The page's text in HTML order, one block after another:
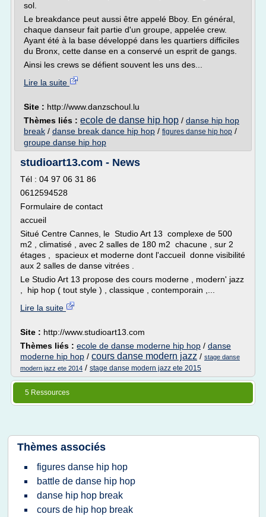
sol.
Le breakdance peut aussi être appelé Bboy. En général,
chaque danseur fait partie d'un groupe, appelée crew.
Ayant été à la base développé dans les quartiers difficiles
du Bronx, cette danse en a conservé un esprit de gangs.
Ainsi les crews se défient souvent les uns des...
Lire la suite
Site : http://www.danzschoul.lu
Thèmes liés : ecole de danse hip hop / danse hip hop
break / danse break dance hip hop / figures danse hip hop /
groupe danse hip hop
studioart13.com - News
Tél : 04 97 06 31 86
0612594528
Formulaire de contact
accueil
Situé Centre Cannes, le Studio Art 13 complexe de 500
m2 , climatisé , avec 2 salles de 180 m2 chacune , sur 2
étages , spacieux et moderne dont l'accueil donne visibilité
aux 2 salles de danse vitrées .
Le Studio Art 13 propose des cours moderne , modern' jazz
, hip hop ( tout style ) , classique , contemporain ,...
Lire la suite
Site : http://www.studioart13.com
Thèmes liés : ecole de danse moderne hip hop / danse
moderne hip hop / cours danse modern jazz / stage danse
modern jazz ete 2014 / stage danse modern jazz ete 2015
5 Ressources
Thèmes associés
figures danse hip hop
battle de danse hip hop
danse hip hop break
cours de hip hop break